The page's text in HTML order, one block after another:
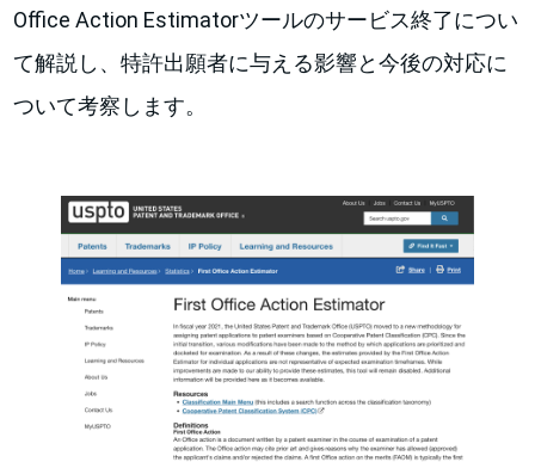
Office Action Estimatorツールのサービス終了につい
て解説し、特許出願者に与える影響と今後の対応に
ついて考察します。